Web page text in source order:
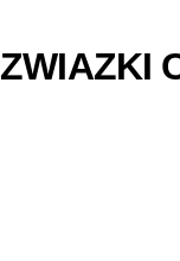
ZWIAZKI